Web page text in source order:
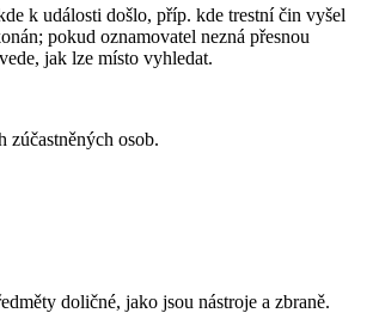
k události došlo, příp. kde trestní čin vyšel
pokud oznamovatel nezná přesnou
jak lze místo vyhledat.
zúčastněných osob.
doličné, jako jsou nástroje a zbraně.